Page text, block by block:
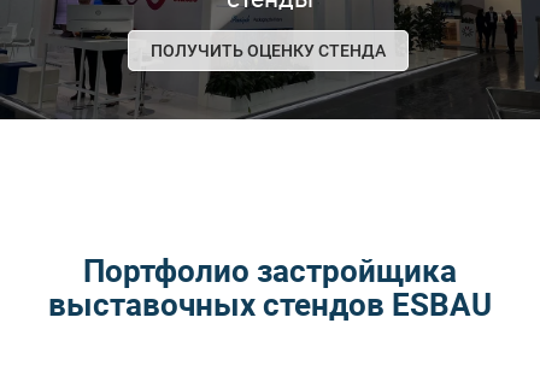
ПОЛУЧИТЬ ОЦЕНКУ СТЕНДА
Портфолио застройщика
выставочных стендов ESBAU